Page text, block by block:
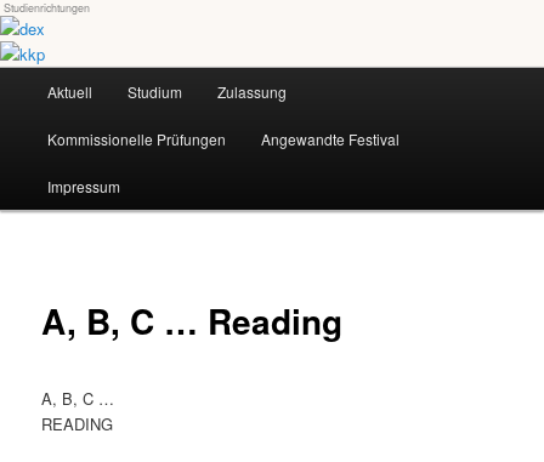
Skip
to
primary
contentdex-kkp
Universität für angewandte Kunst Wien
Studienrichtungen
Aktuell Studium Zulassung
Kommissionelle Prüfungen Angewandte Festival
Impressum
A, B, C … Reading
A, B, C …
READING